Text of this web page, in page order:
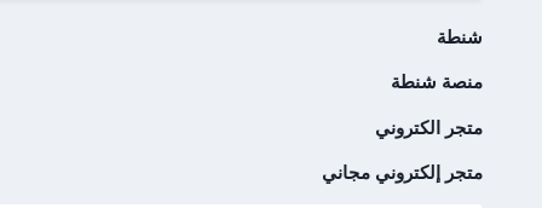
شنطة
منصة شنطة
متجر الكتروني
متجر إلكتروني مجاني